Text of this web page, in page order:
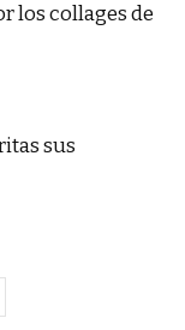
los collages de
sus